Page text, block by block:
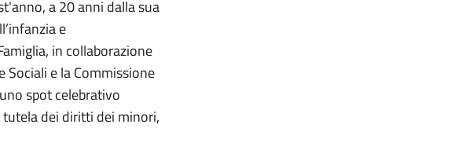
a 20 anni dalla sua
e
in collaborazione
e la Commissione
spot celebrativo
dei diritti dei minori,